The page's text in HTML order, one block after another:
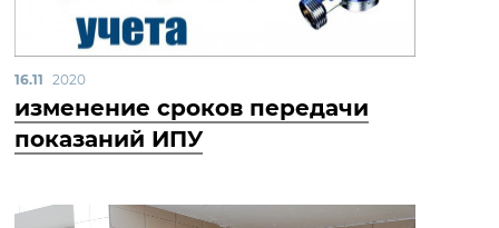
16.11 2020
изменение сроков передачи
показаний ИПУ